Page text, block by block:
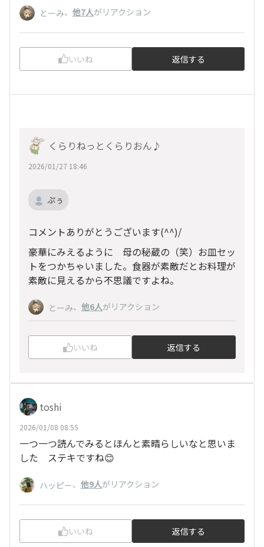
とーみ、 他7人がリアクション
いいね 返信する
くらりねっとくらりおん♪
2026/01/27 18:46
ぷぅ
コメントありがとうございます(^^)/
豪華にみえるように 母の秘蔵の（笑）お皿セッ
トをつかちゃいました。食器が素敵だとお料理が
素敵に見えるから不思議ですよね。
とーみ、 他6人がリアクション
いいね 返信する
toshi
2026/01/08 08:55
一つ一つ読んでみるとほんと素晴らしいなと思いま
した ステキですね😊
ハッピー、 他9人がリアクション
いいね 返信する